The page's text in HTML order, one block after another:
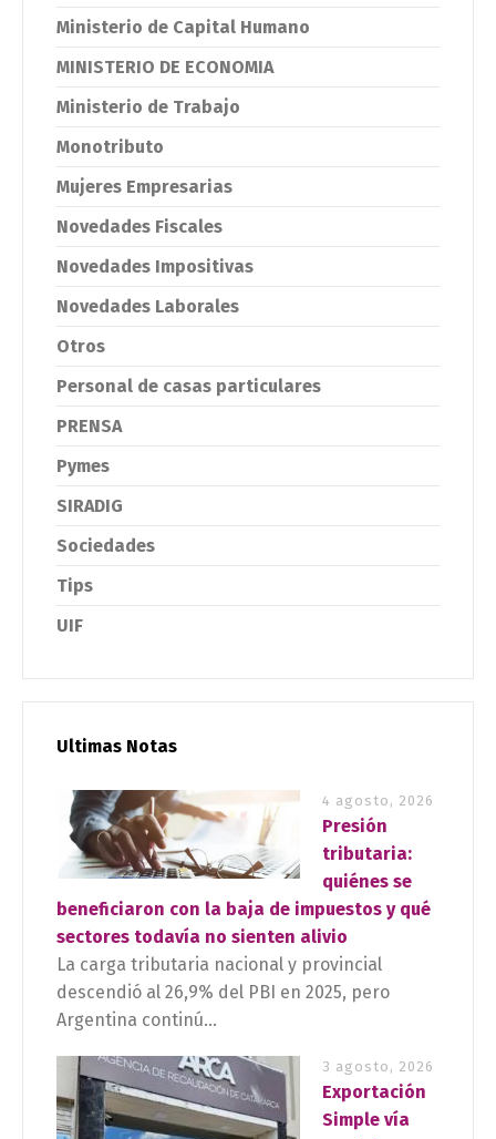
Ministerio de Capital Humano
MINISTERIO DE ECONOMIA
Ministerio de Trabajo
Monotributo
Mujeres Empresarias
Novedades Fiscales
Novedades Impositivas
Novedades Laborales
Otros
Personal de casas particulares
PRENSA
Pymes
SIRADIG
Sociedades
Tips
UIF
Ultimas Notas
4 agosto, 2026
Presión
tributaria:
quiénes se
beneficiaron con la baja de impuestos y qué
sectores todavía no sienten alivio
La carga tributaria nacional y provincial
descendió al 26,9% del PBI en 2025, pero
Argentina continú...
3 agosto, 2026
Exportación
Simple vía